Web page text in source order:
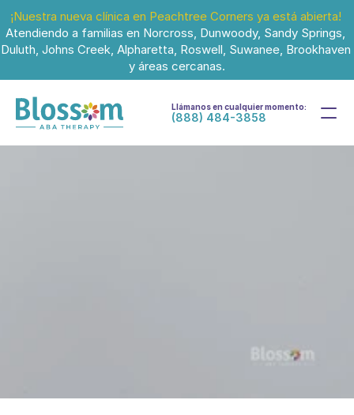
¡Nuestra nueva clínica en Peachtree Corners ya está abierta!
Atendiendo a familias en Norcross, Dunwoody, Sandy Springs,
Duluth, Johns Creek, Alpharetta, Roswell, Suwanee, Brookhaven
y áreas cercanas.
Llámanos en cualquier momento:
(888) 484-3858